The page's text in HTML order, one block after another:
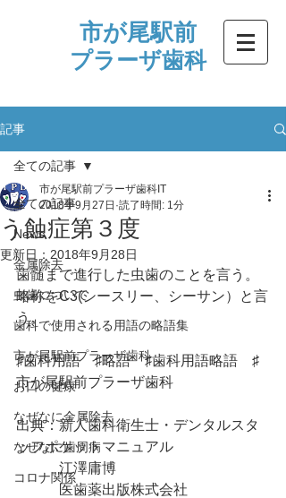
市が尾駅前
プラーザ歯科
記事
全ての記事
News
金属除去
虫歯について
歯科で使用される用語の略語集
市が尾駅前プラーザ歯科
お口の健康
なぜなに金属除去
なぜなに歯周病
コロナ関係
全ての記事
う蝕症第３度
市が尾駅前プラーザ歯科IT
2018年9月27日 読了時間: 1分
更新日： 2018年9月28日
歯髄まで進行した虫歯のことを言う。
略称をC3(シースリー、シーサン）と言
う。
♯歯科用語　♯略語　♯歯科用語略語　♯
市が尾駅前プラーザ歯科
出典：新人歯科衛生士・デンタルスタ
ッフポケットマニュアル
江澤庸博
医歯薬出版株式会社